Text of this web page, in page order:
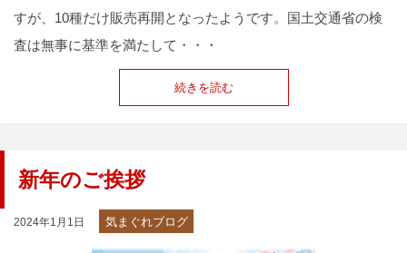
すが、10種だけ販売再開となったようです。国土交通省の検
査は無事に基準を満たして・・・
続きを読む
新年のご挨拶
2024年1月1日 気まぐれブログ